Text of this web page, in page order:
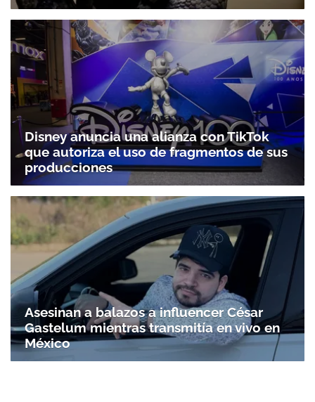
Disney anuncia una alianza con TikTok
que autoriza el uso de fragmentos de sus
producciones
Asesinan a balazos a influencer César
Gastelum mientras transmitía en vivo en
México